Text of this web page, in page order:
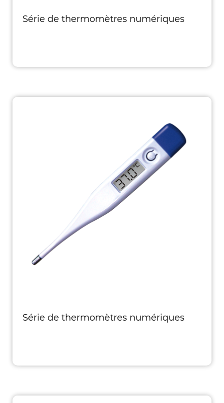
Série de thermomètres numériques
Série de thermomètres numériques